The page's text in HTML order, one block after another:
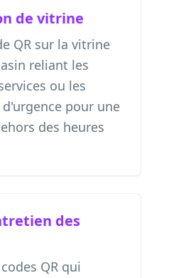
de vitrine
QR sur la vitrine
reliant les
ou les
pour une
des heures
des
QR qui